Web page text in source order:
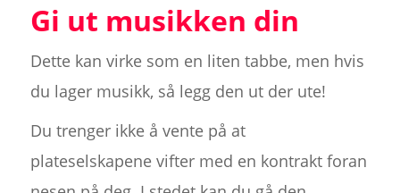
Gi ut musikken din
Dette kan virke som en liten tabbe, men hvis
du lager musikk, så legg den ut der ute!
Du trenger ikke å vente på at
plateselskapene vifter med en kontrakt foran